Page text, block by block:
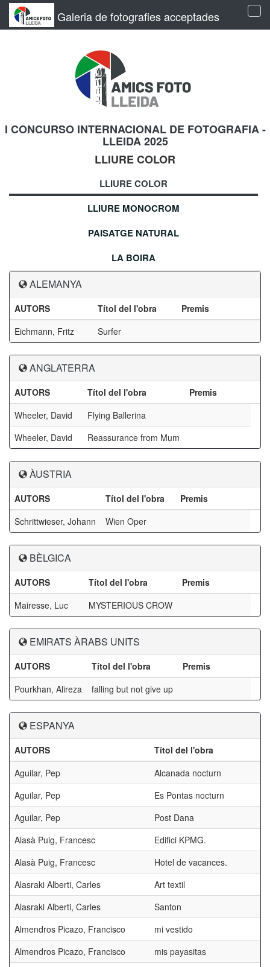
Galeria de fotografies acceptades
I CONCURSO INTERNACIONAL DE FOTOGRAFIA -
LLEIDA 2025
LLIURE COLOR
LLIURE COLOR
LLIURE MONOCROM
PAISATGE NATURAL
LA BOIRA
ALEMANYA
AUTORS Títol del l'obra
Premis
Eichmann, Fritz
Surfer
ANGLATERRA
AUTORS Títol del l'obra
Premis
Wheeler, David
Flying Ballerina
Wheeler, David
Reassurance from Mum
ÀUSTRIA
AUTORS Títol del l'obra
Premis
Schrittwieser, Johann
Wien Oper
BÈLGICA
AUTORS Títol del l'obra
Premis
Mairesse, Luc
MYSTERIOUS CROW
EMIRATS ÀRABS UNITS
AUTORS Títol del l'obra
Premis
Pourkhan, Alireza
falling but not give up
ESPANYA
AUTORS
Títol del l'obra
Aguilar, Pep
Alcanada nocturn
Aguilar, Pep
Es Pontas nocturn
Aguilar, Pep
Post Dana
Alasà Puig, Francesc
Edifici KPMG.
Alasà Puig, Francesc
Hotel de vacances.
Alasraki Alberti, Carles
Art textil
Alasraki Alberti, Carles
Santon
Almendros Picazo, Francisco
mi vestido
Almendros Picazo, Francisco
mis payasitas